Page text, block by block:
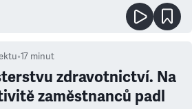
•17 minut
zdravotnictví. Na
zaměstnanců padl